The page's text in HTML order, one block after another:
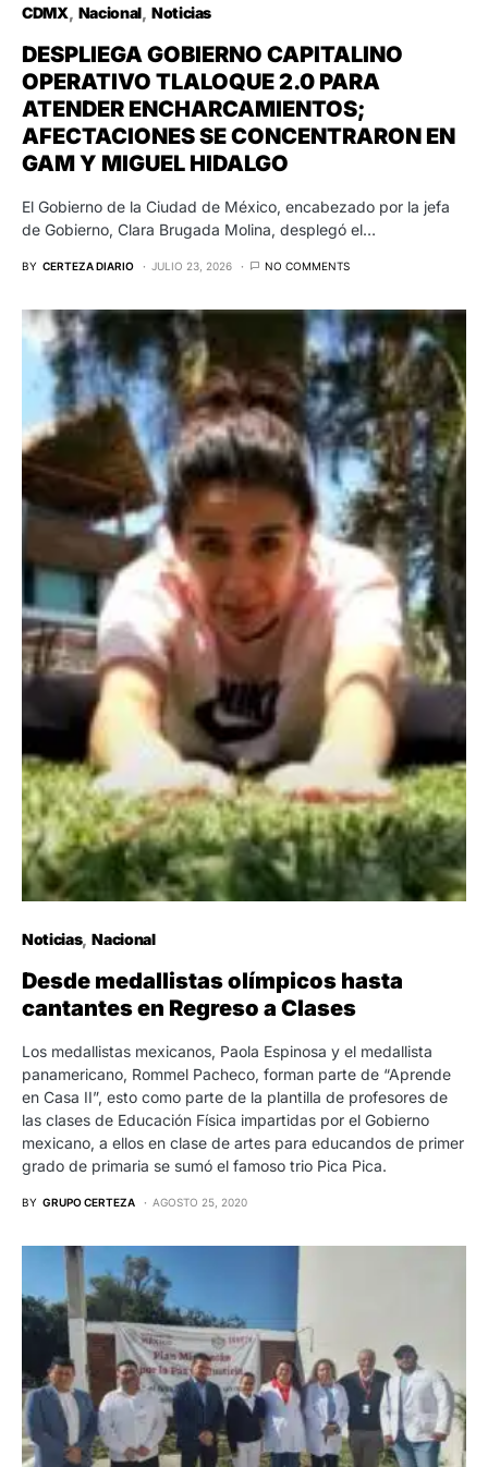
CDMX Nacional Noticias
DESPLIEGA GOBIERNO CAPITALINO
OPERATIVO TLALOQUE 2.0 PARA
ATENDER ENCHARCAMIENTOS;
AFECTACIONES SE CONCENTRARON EN
GAM Y MIGUEL HIDALGO
El Gobierno de la Ciudad de México, encabezado por la jefa
de Gobierno, Clara Brugada Molina, desplegó el…
BY CERTEZA DIARIO JULIO 23, 2026 NO COMMENTS
Noticias Nacional
Desde medallistas olímpicos hasta
cantantes en Regreso a Clases
Los medallistas mexicanos, Paola Espinosa y el medallista
panamericano, Rommel Pacheco, forman parte de “Aprende
en Casa II”, esto como parte de la plantilla de profesores de
las clases de Educación Física impartidas por el Gobierno
mexicano, a ellos en clase de artes para educandos de primer
grado de primaria se sumó el famoso trio Pica Pica.
BY GRUPO CERTEZA AGOSTO 25, 2020